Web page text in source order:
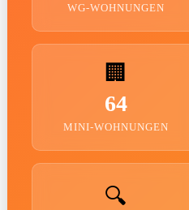
WG-WOHNUNGEN
🏢
64
MINI-WOHNUNGEN
🔍